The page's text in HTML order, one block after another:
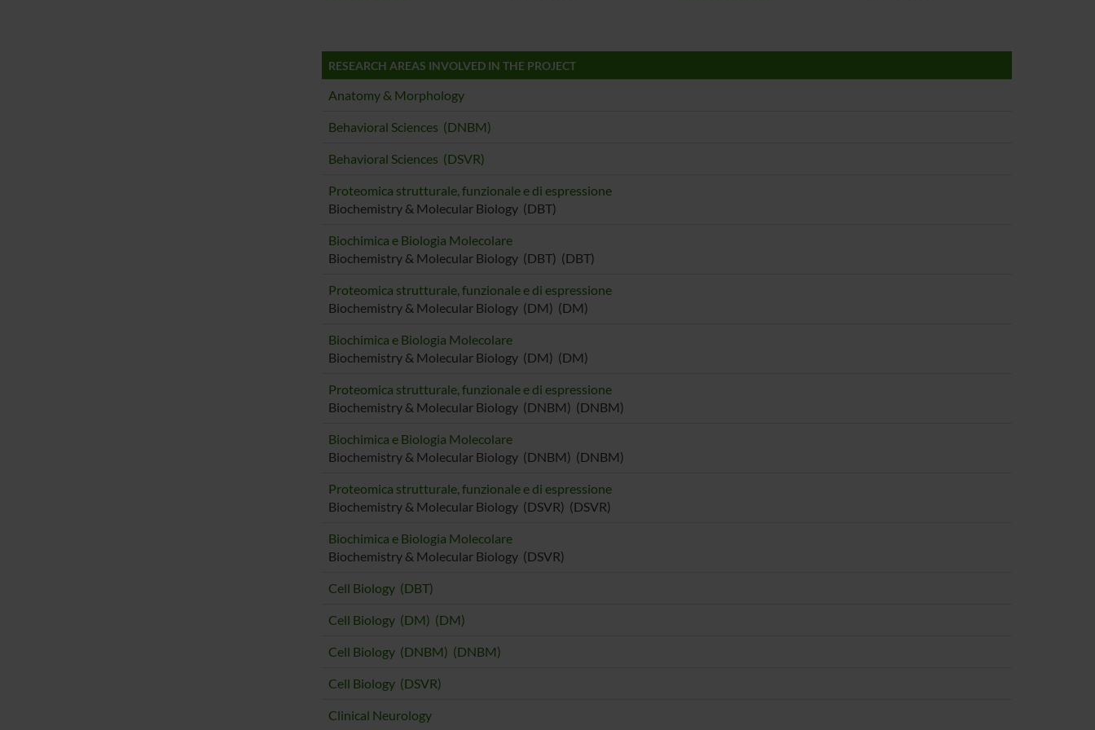
RESEARCH AREAS INVOLVED IN THE PROJECT
Anatomy & Morphology
Behavioral Sciences (DNBM)
Behavioral Sciences (DSVR)
Proteomica strutturale, funzionale e di espressione
Biochemistry & Molecular Biology (DBT)
Biochimica e Biologia Molecolare
Biochemistry & Molecular Biology (DBT) (DBT)
Proteomica strutturale, funzionale e di espressione
Biochemistry & Molecular Biology (DM) (DM)
Biochimica e Biologia Molecolare
Biochemistry & Molecular Biology (DM) (DM)
Proteomica strutturale, funzionale e di espressione
Biochemistry & Molecular Biology (DNBM) (DNBM)
Biochimica e Biologia Molecolare
Biochemistry & Molecular Biology (DNBM) (DNBM)
Proteomica strutturale, funzionale e di espressione
Biochemistry & Molecular Biology (DSVR) (DSVR)
Biochimica e Biologia Molecolare
Biochemistry & Molecular Biology (DSVR)
Cell Biology (DBT)
Cell Biology (DM) (DM)
Cell Biology (DNBM) (DNBM)
Cell Biology (DSVR)
Clinical Neurology